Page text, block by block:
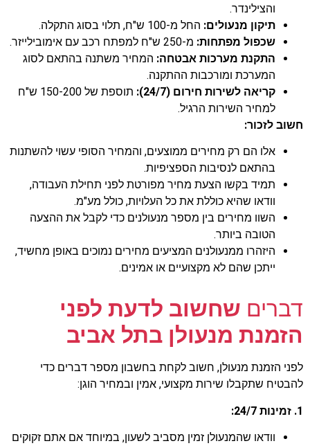
והצילינדר.
תיקון מנעולים: החל מ-100 ש"ח, תלוי בסוג התקלה.
שכפול מפתחות: מ-250 ש"ח למפתח רכב עם אימובילייזר.
התקנת מערכות אבטחה: המחיר משתנה בהתאם לסוג
המערכת ומורכבות ההתקנה.
קריאה לשירות חירום (24/7):
תוספת של 150-200 ש"ח
למחיר השירות הרגיל.
חשוב לזכור:
אלו הם רק מחירים ממוצעים, והמחיר הסופי עשוי להשתנות
בהתאם לנסיבות הספציפיות.
תמיד בקשו הצעת מחיר מפורטת לפני תחילת העבודה,
וודאו שהיא כוללת את כל העלויות, כולל מע"מ.
השוו מחירים בין מספר מנעולנים כדי לקבל את ההצעה
הטובה ביותר.
היזהרו ממנעולנים המציעים מחירים נמוכים באופן מחשיד,
ייתכן שהם לא מקצועיים או אמינים.
דברים שחשוב לדעת לפני
הזמנת מנעולן בתל אביב
לפני הזמנת מנעולן, חשוב לקחת בחשבון מספר דברים כדי
להבטיח שתקבלו שירות מקצועי, אמין ובמחיר הוגן:
1. זמינות 24/7:
וודאו שהמנעולן זמין מסביב לשעון, במיוחד אם אתם זקוקים